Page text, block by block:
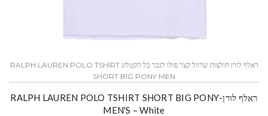
ראלף לורן חולצות שרוול קצר פולו לגבר כל הקטלוג RALPH LAUREN POLO TSHIRT
SHORT BIG PONY MEN
ראלף לורן-RALPH LAUREN POLO TSHIRT SHORT BIG PONY
MEN'S – White